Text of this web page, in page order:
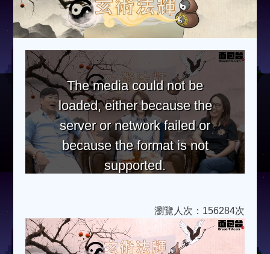
The media could not be
loaded, either because the
server or network failed or
because the format is not
supported.
瀏覽人次：156284次